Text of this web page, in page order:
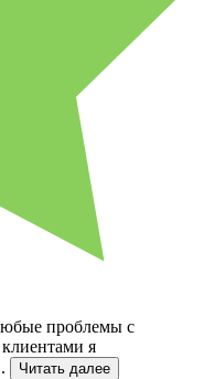
проблемы с
я
Читать далее